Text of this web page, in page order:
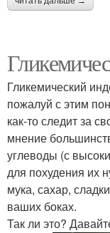
Гликемический
пожалуй с этим
как-то следит за
мнение
углеводы (с
для похудения их
мука, сахар,
ваших боках.
Так ли это?